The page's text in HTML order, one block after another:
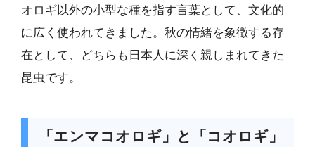
オロギ以外の小型な種を指す言葉として、文化的
に広く使われてきました。秋の情緒を象徴する存
在として、どちらも日本人に深く親しまれてきた
昆虫です。
「エンマコオロギ」と「コオロギ」